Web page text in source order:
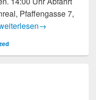
Pfaffengasse 7,
→